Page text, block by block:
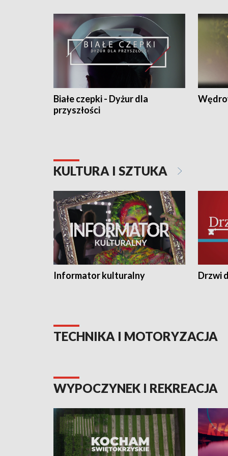
Białe czepki - Dyżur dla
przyszłości
KULTURA I SZTUKA
Informator kulturalny Drzwi
TECHNIKA I MOTORYZACJA
WYPOCZYNEK I REKREACJA